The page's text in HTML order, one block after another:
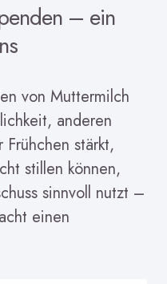
– ein
von Muttermilch
anderen
stärkt,
stillen können,
sinnvoll nutzt –
einen